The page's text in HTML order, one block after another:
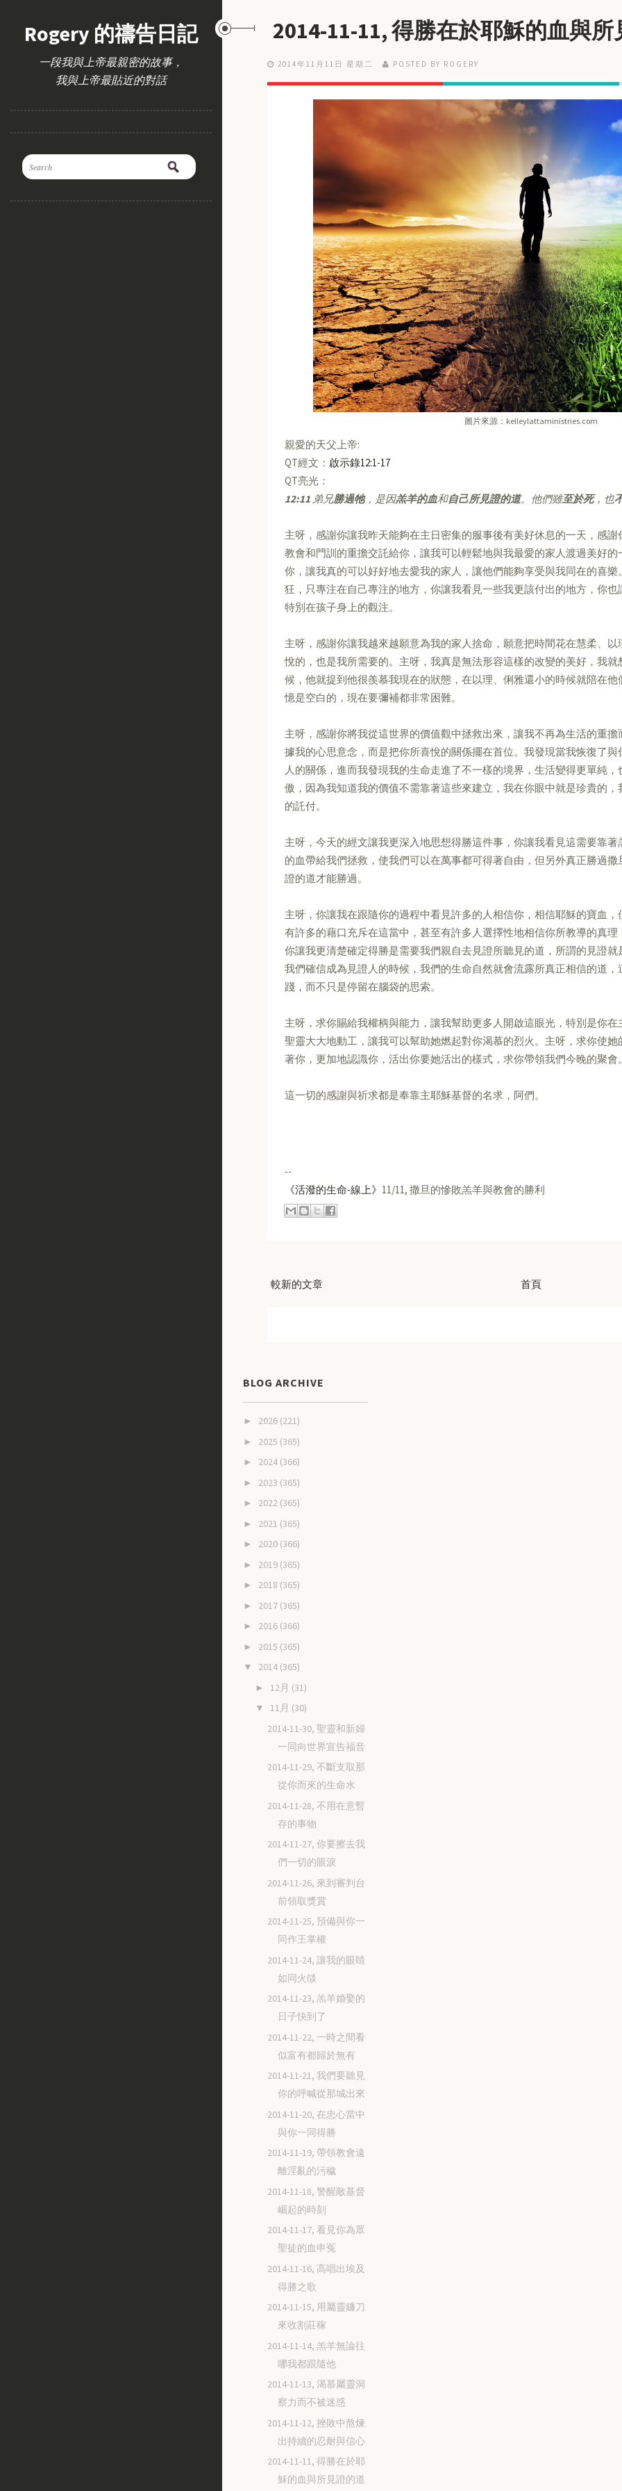
Rogery 的禱告日記
一段我與上帝最親密的故事，
我與上帝最貼近的對話
2014-11-11, 得勝在於耶穌的血與
2014年11月11日 星期二 POSTED BY ROGERY
圖片來源：kelleylattaministries.com
親愛的天父上帝:
QT經文： 啟示錄12:1-17
QT亮光：
12:11 弟兄勝過牠，是因羔羊的血和自己所見證的道。他們雖至於死，也
主呀，感謝你讓我昨天能夠在主日密集的服事後有美好休息的一天，感
教會和門訓的重擔交託給你，讓我可以輕鬆地與我最愛的家人渡過美好
你，讓我真的可以好好地去愛我的家人，讓他們能夠享受與我同在的喜
狂，只專注在自己專注的地方，你讓我看見一些我更該付出的地方，你也
特別在孩子身上的觀注。
主呀，感謝你讓我越來越願意為我的家人捨命，願意把時間花在慧柔、
悅的，也是我所需要的。主呀，我真是無法形容這樣的改變的美好，我
候，他就提到他很羨慕我現在的狀態，在以理、俐雅還小的時候就陪在
憶是空白的，現在要彌補都非常困難。
主呀，感謝你將我從這世界的價值觀中拯救出來，讓我不再為生活的重
據我的心思意念，而是把你所喜悅的關係擺在首位。我發現當我恢復了
人的關係，進而我發現我的生命走進了不一樣的境界，生活變得更單純
傲，因為我知道我的價值不需靠著這些來建立，我在你眼中就是珍貴的
的託付。
主呀，今天的經文讓我更深入地思想得勝這件事，你讓我看見這需要靠
的血帶給我們拯救，使我們可以在萬事都可得著自由，但另外真正勝過
證的道才能勝過。
主呀，你讓我在跟隨你的過程中看見許多的人相信你，相信耶穌的寶血，
有許多的藉口充斥在這當中，甚至有許多人選擇性地相信你所教導的真
你讓我更清楚確定得勝是需要我們親自去見證所聽見的道，所謂的見證
我們確信成為見證人的時候，我們的生命自然就會流露所真正相信的道
踐，而不只是停留在腦袋的思索。
主呀，求你賜給我權柄與能力，讓我幫助更多人開啟這眼光，特別是你
聖靈大大地動工，讓我可以幫助她燃起對你渴慕的烈火。主呀，求你使
著你，更加地認識你，活出你要她活出的樣式，求你帶領我們今晚的聚會。
這一切的感謝與祈求都是奉靠主耶穌基督的名求，阿們。
--
《活潑的生命-線上》 11/11, 撒旦的慘敗羔羊與教會的勝利
較新的文章 首頁
BLOG ARCHIVE
► 2026 (221)
► 2025 (365)
► 2024 (366)
► 2023 (365)
► 2022 (365)
► 2021 (365)
► 2020 (366)
► 2019 (365)
► 2018 (365)
► 2017 (365)
► 2016 (366)
► 2015 (365)
▼ 2014 (365)
► 12月 (31)
▼ 11月 (30)
2014-11-30, 聖靈和新婦
一同向世界宣告福音
2014-11-29, 不斷支取那
從你而來的生命水
2014-11-28, 不用在意暫
存的事物
2014-11-27, 你要擦去我
們一切的眼淚
2014-11-26, 來到審判台
前領取獎賞
2014-11-25, 預備與你一
同作王掌權
2014-11-24, 讓我的眼睛
如同火燄
2014-11-23, 羔羊婚娶的
日子快到了
2014-11-22, 一時之間看
似富有都歸於無有
2014-11-21, 我們要聽見
你的呼喊從那城出來
2014-11-20, 在忠心當中
與你一同得勝
2014-11-19, 帶領教會遠
離淫亂的污穢
2014-11-18, 警醒敵基督
崛起的時刻
2014-11-17, 看見你為眾
聖徒的血申冤
2014-11-16, 高唱出埃及
得勝之歌
2014-11-15, 用屬靈鐮刀
來收割莊稼
2014-11-14, 羔羊無論往
哪我都跟隨他
2014-11-13, 渴慕屬靈洞
察力而不被迷惑
2014-11-12, 挫敗中熬煉
出持續的忍耐與信心
2014-11-11, 得勝在於耶
穌的血與所見證的道